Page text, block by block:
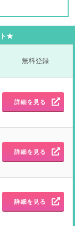
ト★
無料登録
詳細を見る
詳細を見る
詳細を見る